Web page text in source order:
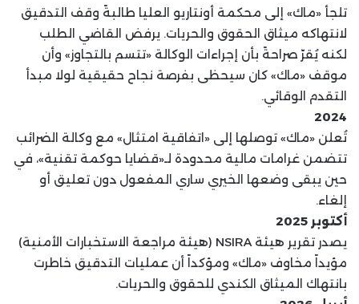
تلجأ «ماك» إلى محكمة أونتاريو العليا طالبةً وقف التدقيق
لانتهاكه ميثاق الحقوق والحريات. يرفض القاضي الطلب
لكنه يُقرّ صراحةً بأن إجراءات الوكالة «تتسم بالتجاوز» وأن
موقف «ماك» كان سيحظى بفرصة نجاح حقيقية لولا مبدأ
التقدم الوقائي.
2024
تُعلن «ماك» توصلها إلى «اتفاقية امتثال» مع وكالة الضرائب
تتضمن غرامات مالية محدودة لـ«قضايا حوكمة تقنية»، في
حين يبقى وضعها الخيري ساري المفعول دون تعليق أو
إلغاء.
أكتوبر 2025
يصدر تقرير هيئة NSIRA (هيئة مراجعة الاستخبارات الأمنية)
مؤيداً مخاوف «ماك» ومؤكداً أن عمليات التدقيق خاطرت
بانتهاك الميثاق الكندي للحقوق والحريات.